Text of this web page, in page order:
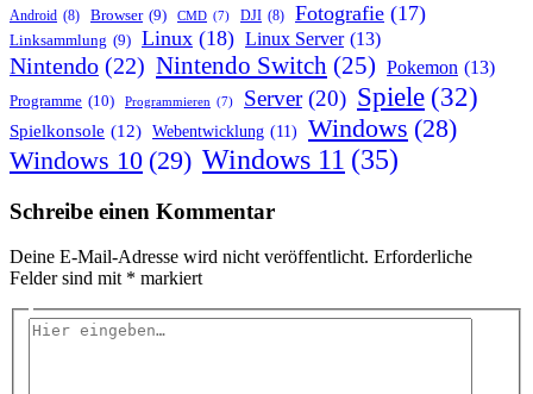
Android (8) Browser (9) CMD (7) DJI (8) Fotografie (17)
Linksammlung (9) Linux (18) Linux Server (13)
Nintendo (22) Nintendo Switch (25) Pokemon (13)
Programme (10) Programmieren (7) Server (20) Spiele (32)
Spielkonsole (12) Webentwicklung (11) Windows (28)
Windows 10 (29) Windows 11 (35)
Schreibe einen Kommentar
Deine E-Mail-Adresse wird nicht veröffentlicht. Erforderliche
Felder sind mit * markiert
Hier